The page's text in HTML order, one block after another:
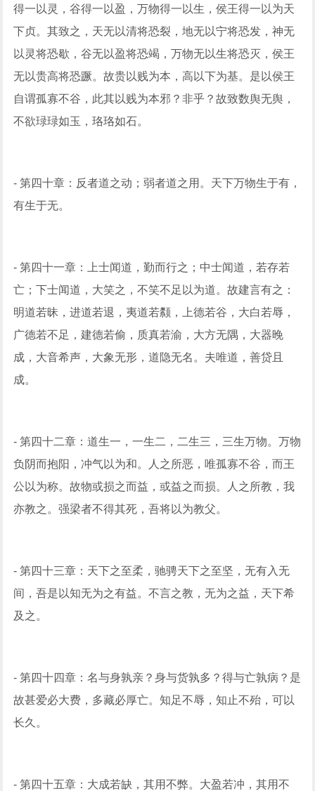
得一以灵，谷得一以盈，万物得一以生，侯王得一以为天
下贞。其致之，天无以清将恐裂，地无以宁将恐发，神无
以灵将恐歇，谷无以盈将恐竭，万物无以生将恐灭，侯王
无以贵高将恐蹶。故贵以贱为本，高以下为基。是以侯王
自谓孤寡不谷，此其以贱为本邪？非乎？故致数舆无舆，
不欲琭琭如玉，珞珞如石。
- 第四十章：反者道之动；弱者道之用。天下万物生于有，
有生于无。
- 第四十一章：上士闻道，勤而行之；中士闻道，若存若
亡；下士闻道，大笑之，不笑不足以为道。故建言有之：
明道若昧，进道若退，夷道若颣，上德若谷，大白若辱，
广德若不足，建德若偷，质真若渝，大方无隅，大器晚
成，大音希声，大象无形，道隐无名。夫唯道，善贷且
成。
- 第四十二章：道生一，一生二，二生三，三生万物。万物
负阴而抱阳，冲气以为和。人之所恶，唯孤寡不谷，而王
公以为称。故物或损之而益，或益之而损。人之所教，我
亦教之。强梁者不得其死，吾将以为教父。
- 第四十三章：天下之至柔，驰骋天下之至坚，无有入无
间，吾是以知无为之有益。不言之教，无为之益，天下希
及之。
- 第四十四章：名与身孰亲？身与货孰多？得与亡孰病？是
故甚爱必大费，多藏必厚亡。知足不辱，知止不殆，可以
长久。
- 第四十五章：大成若缺，其用不弊。大盈若冲，其用不